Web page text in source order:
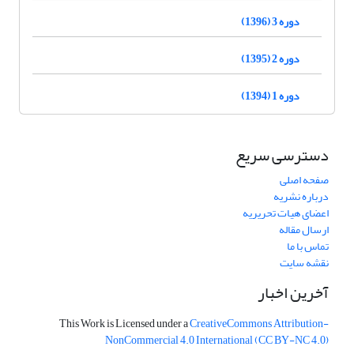
دوره 3 (1396)
دوره 2 (1395)
دوره 1 (1394)
دسترسی سریع
صفحه اصلی
درباره نشریه
اعضای هیات تحریریه
ارسال مقاله
تماس با ما
نقشه سایت
آخرین اخبار
This Work is Licensed under aCreativeCommonsAttribution-
NonCommercial 4.0 International(CC BY-NC 4.0)